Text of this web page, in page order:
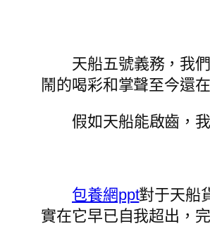
天船五號義務，我
鬧的喝彩和掌聲至今還
假如天船能啟齒，
包養網ppt對于天船
實在它早已自我超出，